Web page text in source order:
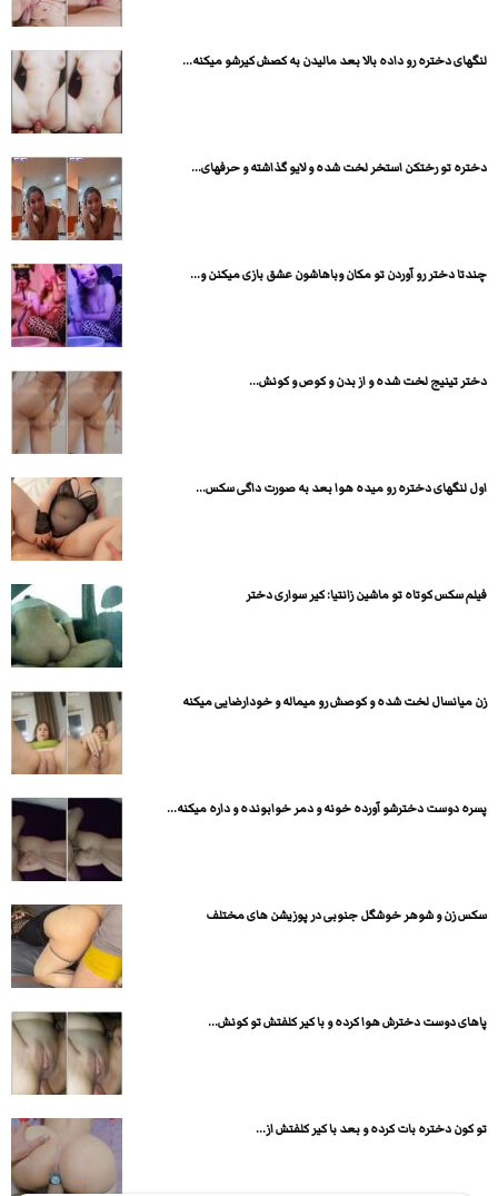
لنگهای دختره رو داده بالا بعد مالیدن به کصش کیرشو میکنه...
دختره تو رختکن استخر لخت شده و لایو گذاشته و حرفهای...
چندتا دختر رو آوردن تو مکان وباهاشون عشق بازی میکنن و...
دختر تینیج لخت شده و از بدن و کوص و کونش...
اول لنگهای دختره رو میده هوا بعد به صورت داگی سکس...
فیلم سکس کوتاه تو ماشین زانتیا: کیر سواری دختر
زن میانسال لخت شده و کوصش رو میماله و خودارضایی میکنه
پسره دوست دخترشو آورده خونه و دمر خوابونده و داره میکنه...
سکس زن و شوهر خوشگل جنوبی در پوزیشن های مختلف
پاهای دوست دخترش هوا کرده و با کیر کلفتش تو کونش...
تو کون دختره بات کرده و بعد با کیر کلفتش از...